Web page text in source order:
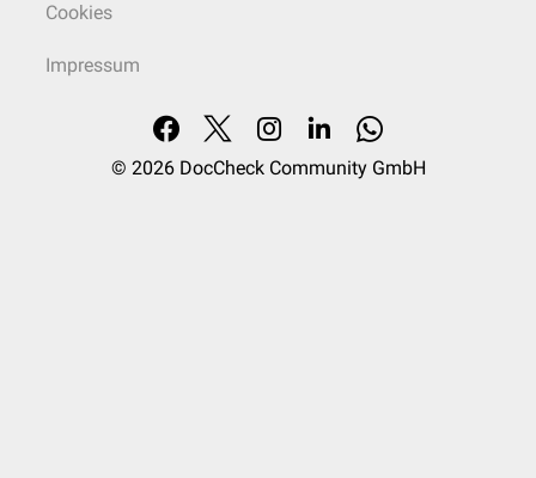
Cookies
Impressum
© 2026 DocCheck Community GmbH